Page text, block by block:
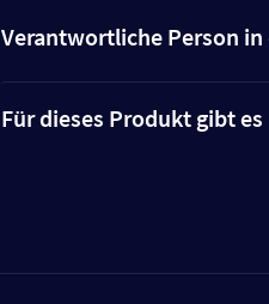
Verantwortliche Person in
Für dieses Produkt gibt